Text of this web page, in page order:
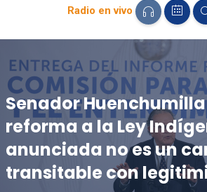
Radio en vivo
Senador Huenchumilla
reforma a la Ley
anunciada no es un
transitable con